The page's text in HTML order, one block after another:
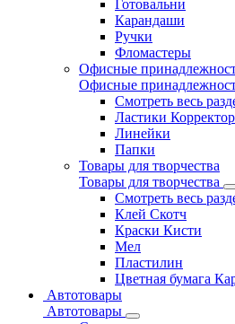
Готовальни
Карандаши
Ручки
Фломастеры
Офисные
Офисные
Смотреть весь
Ластики
Линейки
Папки
Товары для творчества
Товары для творчества
Смотреть весь
Клей Скотч
Краски Кисти
Мел
Пластилин
Цветная бумага
Автотовары
Автотовары